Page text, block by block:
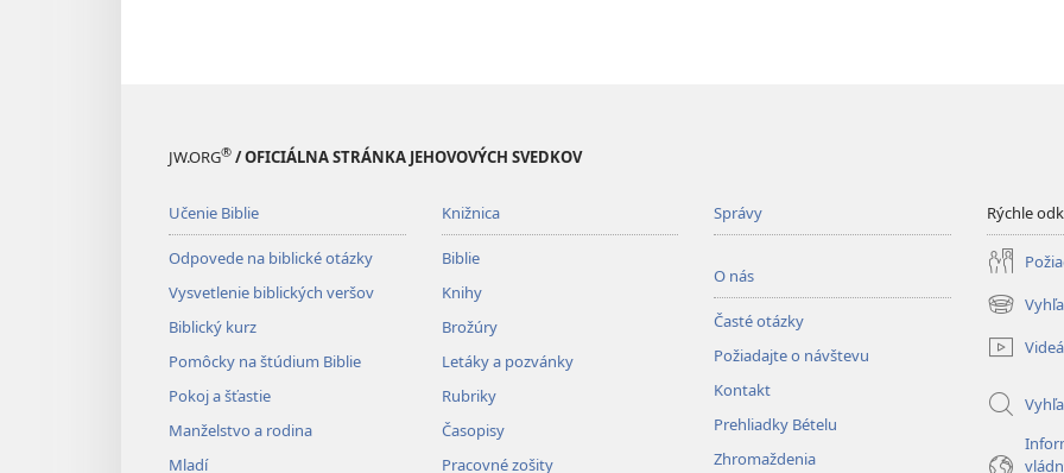
JW.ORG® / OFICIÁLNA STRÁNKA JEHOVOVÝCH SVEDKOV
Učenie Biblie
Odpovede na biblické otázky
Vysvetlenie biblických veršov
Biblický kurz
Pomôcky na štúdium Biblie
Pokoj a šťastie
Manželstvo a rodina
Mladí
Knižnica
Biblie
Knihy
Brožúry
Letáky a pozvánky
Rubriky
Časopisy
Pracovné zošity
Správy
O nás
Časté otázky
Požiadajte o návštevu
Kontakt
Prehliadky Bételu
Zhromaždenia
Rýchle
(otvorí
nové
okno)
Videá